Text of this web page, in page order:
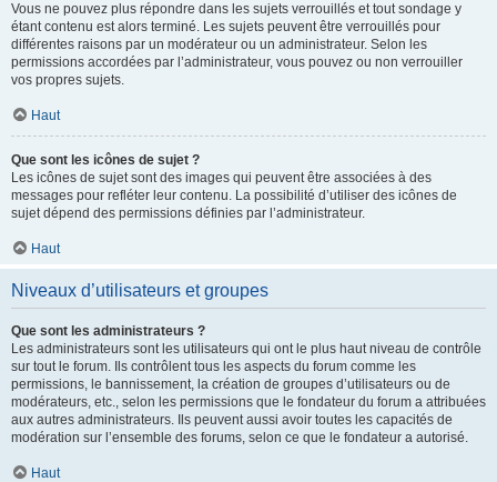
Vous ne pouvez plus répondre dans les sujets verrouillés et tout sondage y
étant contenu est alors terminé. Les sujets peuvent être verrouillés pour
différentes raisons par un modérateur ou un administrateur. Selon les
permissions accordées par l’administrateur, vous pouvez ou non verrouiller
vos propres sujets.
Haut
Que sont les icônes de sujet ?
Les icônes de sujet sont des images qui peuvent être associées à des
messages pour refléter leur contenu. La possibilité d’utiliser des icônes de
sujet dépend des permissions définies par l’administrateur.
Haut
Niveaux d’utilisateurs et groupes
Que sont les administrateurs ?
Les administrateurs sont les utilisateurs qui ont le plus haut niveau de contrôle
sur tout le forum. Ils contrôlent tous les aspects du forum comme les
permissions, le bannissement, la création de groupes d’utilisateurs ou de
modérateurs, etc., selon les permissions que le fondateur du forum a attribuées
aux autres administrateurs. Ils peuvent aussi avoir toutes les capacités de
modération sur l’ensemble des forums, selon ce que le fondateur a autorisé.
Haut